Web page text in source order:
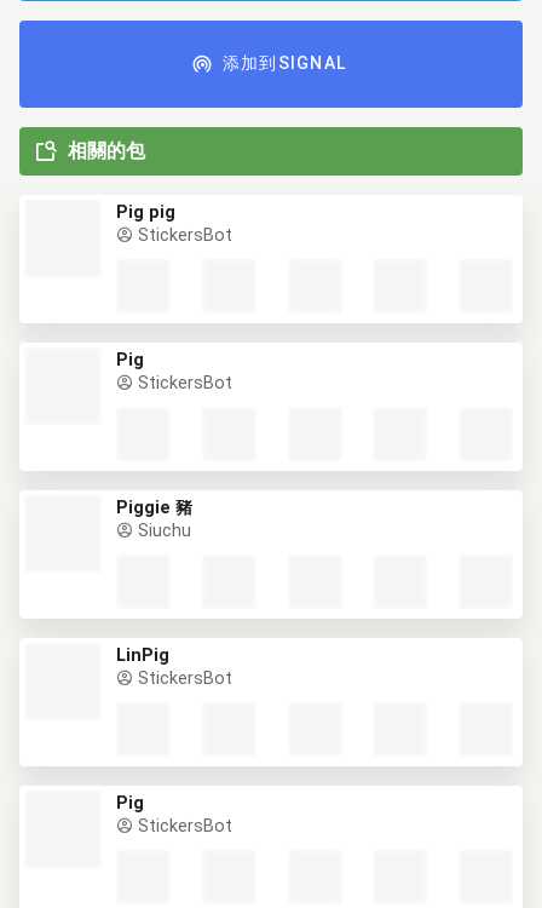
添加到SIGNAL
相關的包
Pig pig
StickersBot
Pig
StickersBot
Piggie 豬
Siuchu
LinPig
StickersBot
Pig
StickersBot